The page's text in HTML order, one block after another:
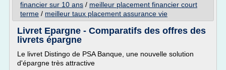
financier sur 10 ans / meilleur placement financier court
terme / meilleur taux placement assurance vie
Livret Epargne - Comparatifs des offres des
livrets épargne
Le livret Distingo de PSA Banque, une nouvelle solution
d'épargne très attractive